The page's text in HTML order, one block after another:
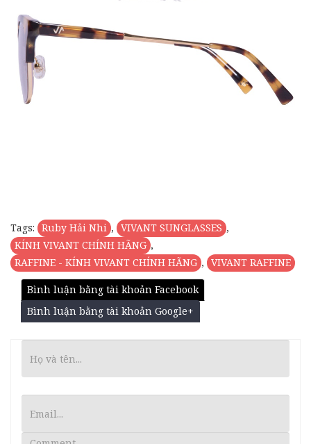
Tags: Ruby Hải Nhi , VIVANT SUNGLASSES ,
KÍNH VIVANT CHÍNH HÃNG ,
RAFFINE - KÍNH VIVANT CHÍNH HÃNG , VIVANT RAFFINE
Bình luận bằng tài khoản Facebook
Bình luận bằng tài khoản Google+